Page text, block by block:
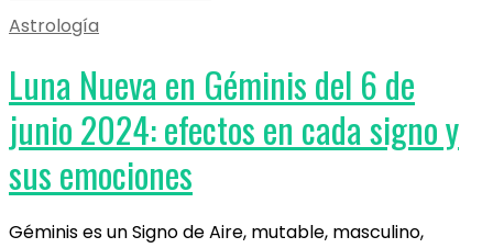
Astrología
Luna Nueva en Géminis del 6 de
junio 2024: efectos en cada signo y
sus emociones
Géminis es un Signo de Aire, mutable, masculino,